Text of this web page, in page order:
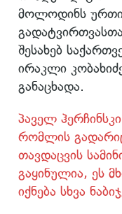
მოლოდინს
შესახებ
ირაკლი
განაცხადა.
პაველ
რომლის
თავდაცვის
გაყინულია, ეს
იქნება სხვა